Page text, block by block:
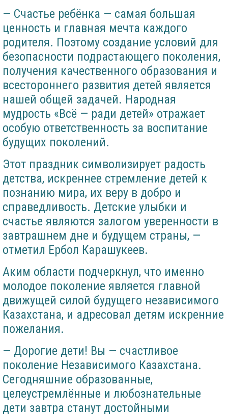
— Счастье ребёнка — самая большая
ценность и главная мечта каждого
родителя. Поэтому создание условий для
безопасности подрастающего поколения,
получения качественного образования и
всестороннего развития детей является
нашей общей задачей. Народная
мудрость «Всё — ради детей» отражает
особую ответственность за воспитание
будущих поколений.
Этот праздник символизирует радость
детства, искреннее стремление детей к
познанию мира, их веру в добро и
справедливость. Детские улыбки и
счастье являются залогом уверенности в
завтрашнем дне и будущем страны, —
отметил Ербол Карашукеев.
Аким области подчеркнул, что именно
молодое поколение является главной
движущей силой будущего независимого
Казахстана, и адресовал детям искренние
пожелания.
— Дорогие дети! Вы — счастливое
поколение Независимого Казахстана.
Сегодняшние образованные,
целеустремлённые и любознательные
дети завтра станут достойными